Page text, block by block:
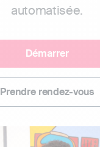
automatisée.
Démarrer
Prendre rendez-vous